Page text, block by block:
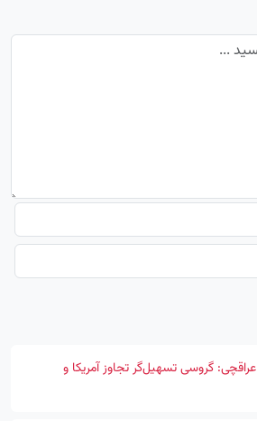
عراقچی: گروسی تسهیل‌گر تجاوز آمریکا و